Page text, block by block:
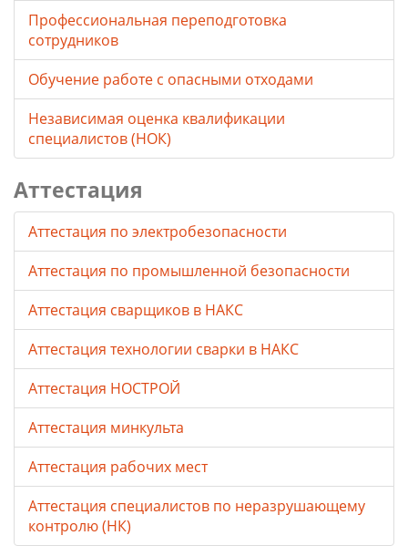
Профессиональная переподготовка
сотрудников
Обучение работе с опасными отходами
Независимая оценка квалификации
специалистов (НОК)
Аттестация
Аттестация по электробезопасности
Аттестация по промышленной безопасности
Аттестация сварщиков в НАКС
Аттестация технологии сварки в НАКС
Аттестация НОСТРОЙ
Аттестация минкульта
Аттестация рабочих мест
Аттестация специалистов по неразрушающему
контролю (НК)